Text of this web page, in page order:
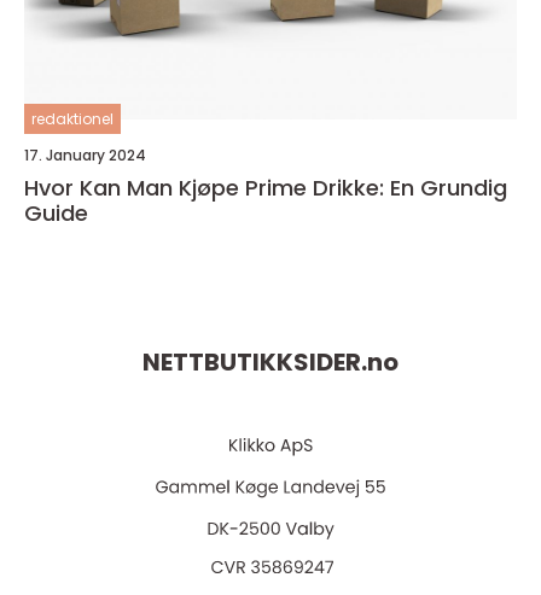
redaktionel
17. January 2024
Hvor Kan Man Kjøpe Prime Drikke: En Grundig
Guide
NETTBUTIKKSIDER.no